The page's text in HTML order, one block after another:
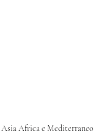
Africa e Mediterraneo